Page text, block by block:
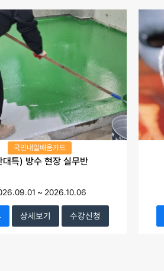
국민내일배움카드
대특) 방수 현장 실무반
~ 2026.10.06
상세보기 수강신청